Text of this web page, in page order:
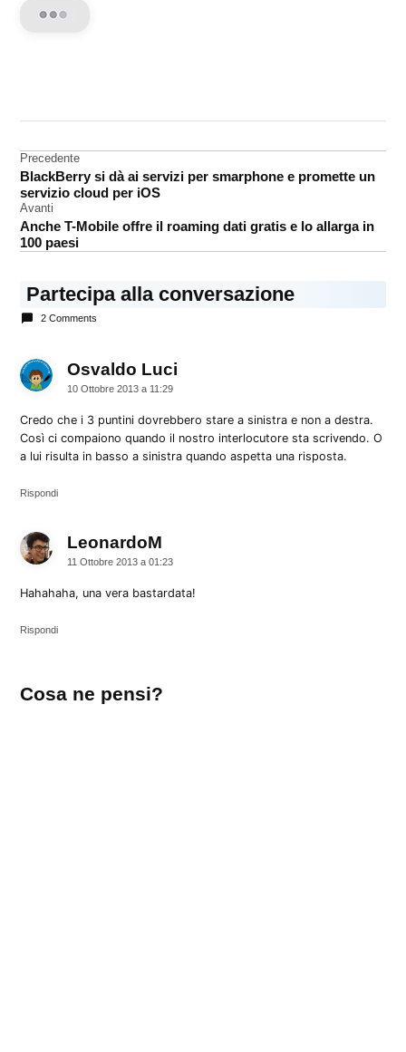
Navigazione
articoli
Precedente
BlackBerry si dà ai servizi per smarphone e promette un
servizio cloud per iOS
Avanti
Anche T-Mobile offre il roaming dati gratis e lo allarga in
100 paesi
Partecipa alla conversazione
2 Comments
Osvaldo Luci
10 Ottobre 2013 a 11:29
Credo che i 3 puntini dovrebbero stare a sinistra e non a destra.
Così ci compaiono quando il nostro interlocutore sta scrivendo. O
a lui risulta in basso a sinistra quando aspetta una risposta.
Rispondi
LeonardoM
11 Ottobre 2013 a 01:23
Hahahaha, una vera bastardata!
Rispondi
un
Cosa ne pensi?